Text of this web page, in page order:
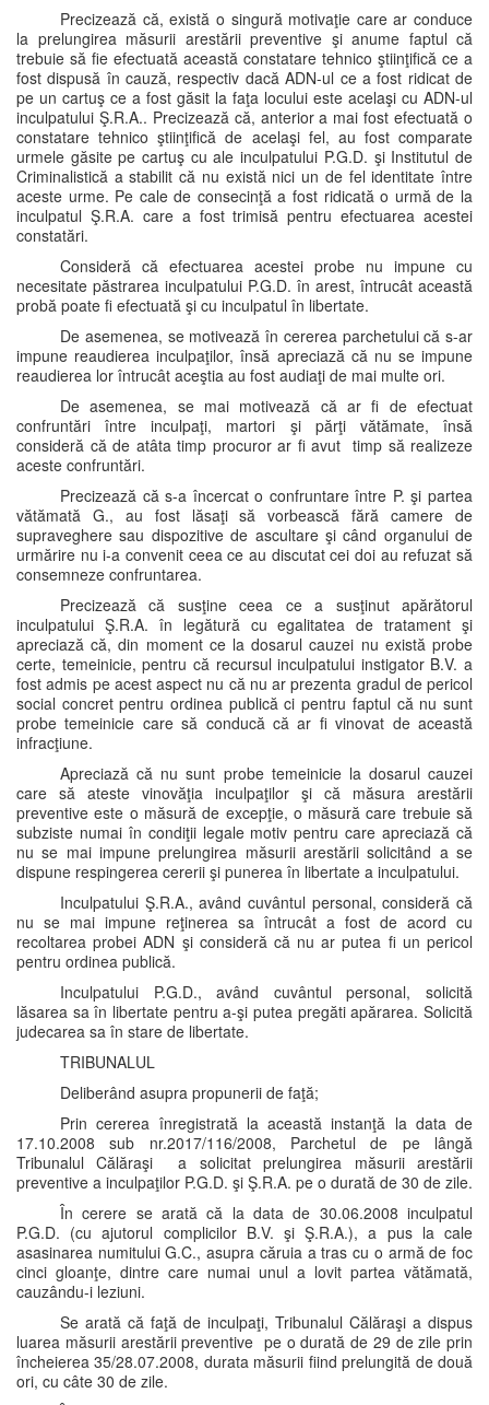
Precizează că, există o singură motivaţie care ar conduce
la prelungirea măsurii arestării preventive şi anume faptul că
trebuie să fie efectuată această constatare tehnico ştiinţifică ce a
fost dispusă în cauză, respectiv dacă ADN-ul ce a fost ridicat de
pe un cartuş ce a fost găsit la faţa locului este acelaşi cu ADN-ul
inculpatului Ş.R.A.. Precizează că, anterior a mai fost efectuată o
constatare tehnico ştiinţifică de acelaşi fel, au fost comparate
urmele găsite pe cartuş cu ale inculpatului P.G.D. şi Institutul de
Criminalistică a stabilit că nu există nici un de fel identitate între
aceste urme. Pe cale de consecinţă a fost ridicată o urmă de la
inculpatul Ş.R.A. care a fost trimisă pentru efectuarea acestei
constatări.
Consideră că efectuarea acestei probe nu impune cu
necesitate păstrarea inculpatului P.G.D. în arest, întrucât această
probă poate fi efectuată şi cu inculpatul în libertate.
De asemenea, se motivează în cererea parchetului că s-ar
impune reaudierea inculpaţilor, însă apreciază că nu se impune
reaudierea lor întrucât aceştia au fost audiaţi de mai multe ori.
De asemenea, se mai motivează că ar fi de efectuat
confruntări între inculpaţi, martori şi părţi vătămate, însă
consideră că de atâta timp procuror ar fi avut timp să realizeze
aceste confruntări.
Precizează că s-a încercat o confruntare între P. şi partea
vătămată G., au fost lăsaţi să vorbească fără camere de
supraveghere sau dispozitive de ascultare şi când organului de
urmărire nu i-a convenit ceea ce au discutat cei doi au refuzat să
consemneze confruntarea.
Precizează că susţine ceea ce a susţinut apărătorul
inculpatului Ş.R.A. în legătură cu egalitatea de tratament şi
apreciază că, din moment ce la dosarul cauzei nu există probe
certe, temeinicie, pentru că recursul inculpatului instigator B.V. a
fost admis pe acest aspect nu că nu ar prezenta gradul de pericol
social concret pentru ordinea publică ci pentru faptul că nu sunt
probe temeinicie care să conducă că ar fi vinovat de această
infracţiune.
Apreciază că nu sunt probe temeinicie la dosarul cauzei
care să ateste vinovăţia inculpaţilor şi că măsura arestării
preventive este o măsură de excepţie, o măsură care trebuie să
subziste numai în condiţii legale motiv pentru care apreciază că
nu se mai impune prelungirea măsurii arestării solicitând a se
dispune respingerea cererii şi punerea în libertate a inculpatului.
Inculpatului Ş.R.A., având cuvântul personal, consideră că
nu se mai impune reţinerea sa întrucât a fost de acord cu
recoltarea probei ADN şi consideră că nu ar putea fi un pericol
pentru ordinea publică.
Inculpatului P.G.D., având cuvântul personal, solicită
lăsarea sa în libertate pentru a-şi putea pregăti apărarea. Solicită
judecarea sa în stare de libertate.
TRIBUNALUL
Deliberând asupra propunerii de faţă;
Prin cererea înregistrată la această instanţă la data de
17.10.2008 sub nr.2017/116/2008, Parchetul de pe lângă
Tribunalul Călăraşi a solicitat prelungirea măsurii arestării
preventive a inculpaţilor P.G.D. şi Ş.R.A. pe o durată de 30 de zile.
În cerere se arată că la data de 30.06.2008 inculpatul
P.G.D. (cu ajutorul complicilor B.V. şi Ş.R.A.), a pus la cale
asasinarea numitului G.C., asupra căruia a tras cu o armă de foc
cinci gloanţe, dintre care numai unul a lovit partea vătămată,
cauzându-i leziuni.
Se arată că faţă de inculpaţi, Tribunalul Călăraşi a dispus
luarea măsurii arestării preventive pe o durată de 29 de zile prin
încheierea 35/28.07.2008, durata măsurii fiind prelungită de două
ori, cu câte 30 de zile.